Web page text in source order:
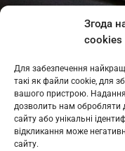
Згода
cookies
Для забезпечення
такі як файли cookie, для
вашого пристрою. Надання
дозволить нам обробляти
сайту або унікальні
відкликання може
сайту.
: L11-01410
: L11-01801
Косів: L11-01805
Гарасимів: L11-02274